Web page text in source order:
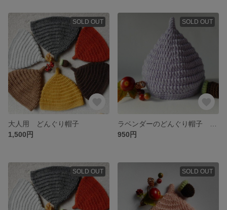
SOLD OUT
大人用 どんぐり帽子
1,500円
SOLD OUT
950円
SOLD OUT SOLD OUT